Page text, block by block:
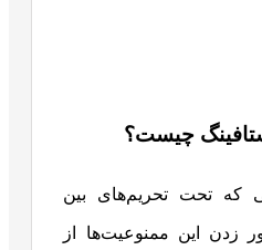
چیست؟
که تحت تحریم‌های بین
زدن این ممنوعیت‌ها از